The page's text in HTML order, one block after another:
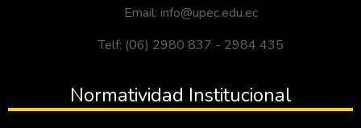
Email: info@upec.edu.ec
Telf: (06) 2980 837 - 2984 435
Normatividad Institucional